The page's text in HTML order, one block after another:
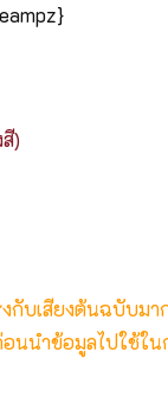
)
กับเสียงต้นฉบับม
นนำข้อมูลไปใช้ใน